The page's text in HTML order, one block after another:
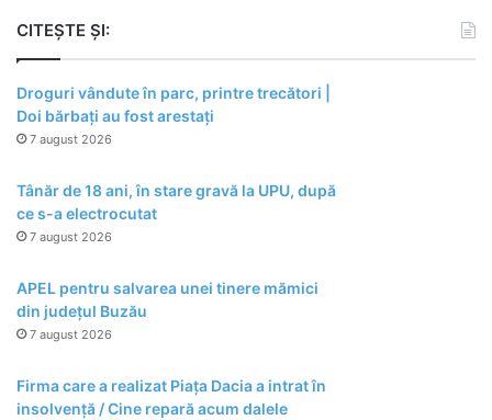
CITEȘTE ȘI:
Droguri vândute în parc, printre trecători |
Doi bărbați au fost arestați
7 august 2026
Tânăr de 18 ani, în stare gravă la UPU, după
ce s-a electrocutat
7 august 2026
APEL pentru salvarea unei tinere mămici
din județul Buzău
7 august 2026
Firma care a realizat Piața Dacia a intrat în
insolvență / Cine repară acum dalele